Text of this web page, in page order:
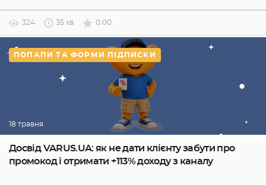
324 35 хв 0.00
ПОПАПИ ТА ФОРМИ ПІДПИСКИ
18 травня
Досвід VARUS.UA: як не дати клієнту забути про
промокод і отримати +113% доходу з каналу